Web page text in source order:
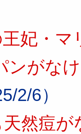
妃・マ
ンがな
2/6）
天然痘